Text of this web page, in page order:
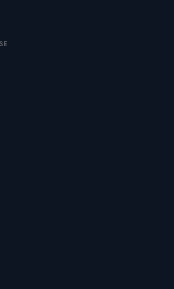
oraz prawo wniesienia
lub, jeśli dane będą
wniesienia sprzeciwu.
przetwarzamy?
Państwa danych osobowych to
ze źródeł publicznie dostępnych, w
pracownicy i współpracownicy
administratora w jego
się z inspektorem